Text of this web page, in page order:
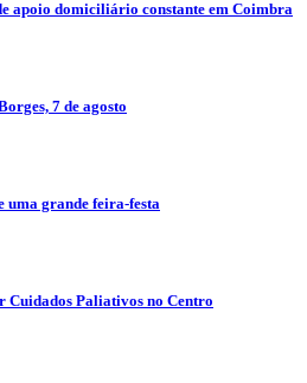
apoio domiciliário constante em Coimbra
7 de agosto
uma grande feira-festa
Cuidados Paliativos no Centro